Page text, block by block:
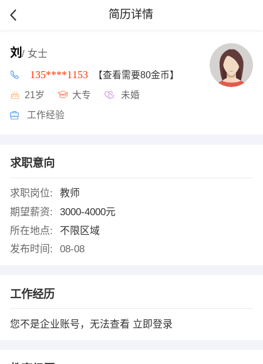
简历详情
刘 / 女士
135****1153 【查看需要80金币】
21岁 大专 未婚
工作经验
求职意向
求职岗位:
教师
期望薪资:
3000-4000元
所在地点:
不限区域
发布时间:
08-08
工作经历
您不是企业账号，无法查看 立即登录